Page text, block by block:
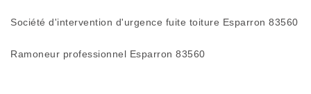
Société d'intervention d'urgence fuite toiture Esparron 83560
Ramoneur professionnel Esparron 83560